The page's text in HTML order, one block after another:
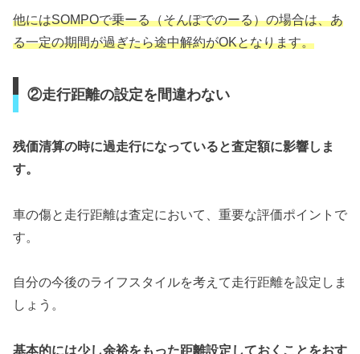
他にはSOMPOで乗ーる（そんぽでのーる）の場合は、あ
る一定の期間が過ぎたら途中解約がOKとなります。
②走行距離の設定を間違わない
残価清算の時に過走行になっていると査定額に影響しま
す。
車の傷と走行距離は査定において、重要な評価ポイントで
す。
自分の今後のライフスタイルを考えて走行距離を設定しま
しょう。
基本的には少し余裕をもった距離設定しておくことをおす